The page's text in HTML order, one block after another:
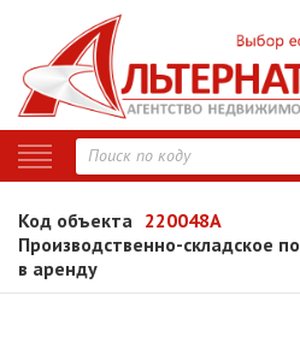
Код объекта 220048A
Производственно-складское
в аренду